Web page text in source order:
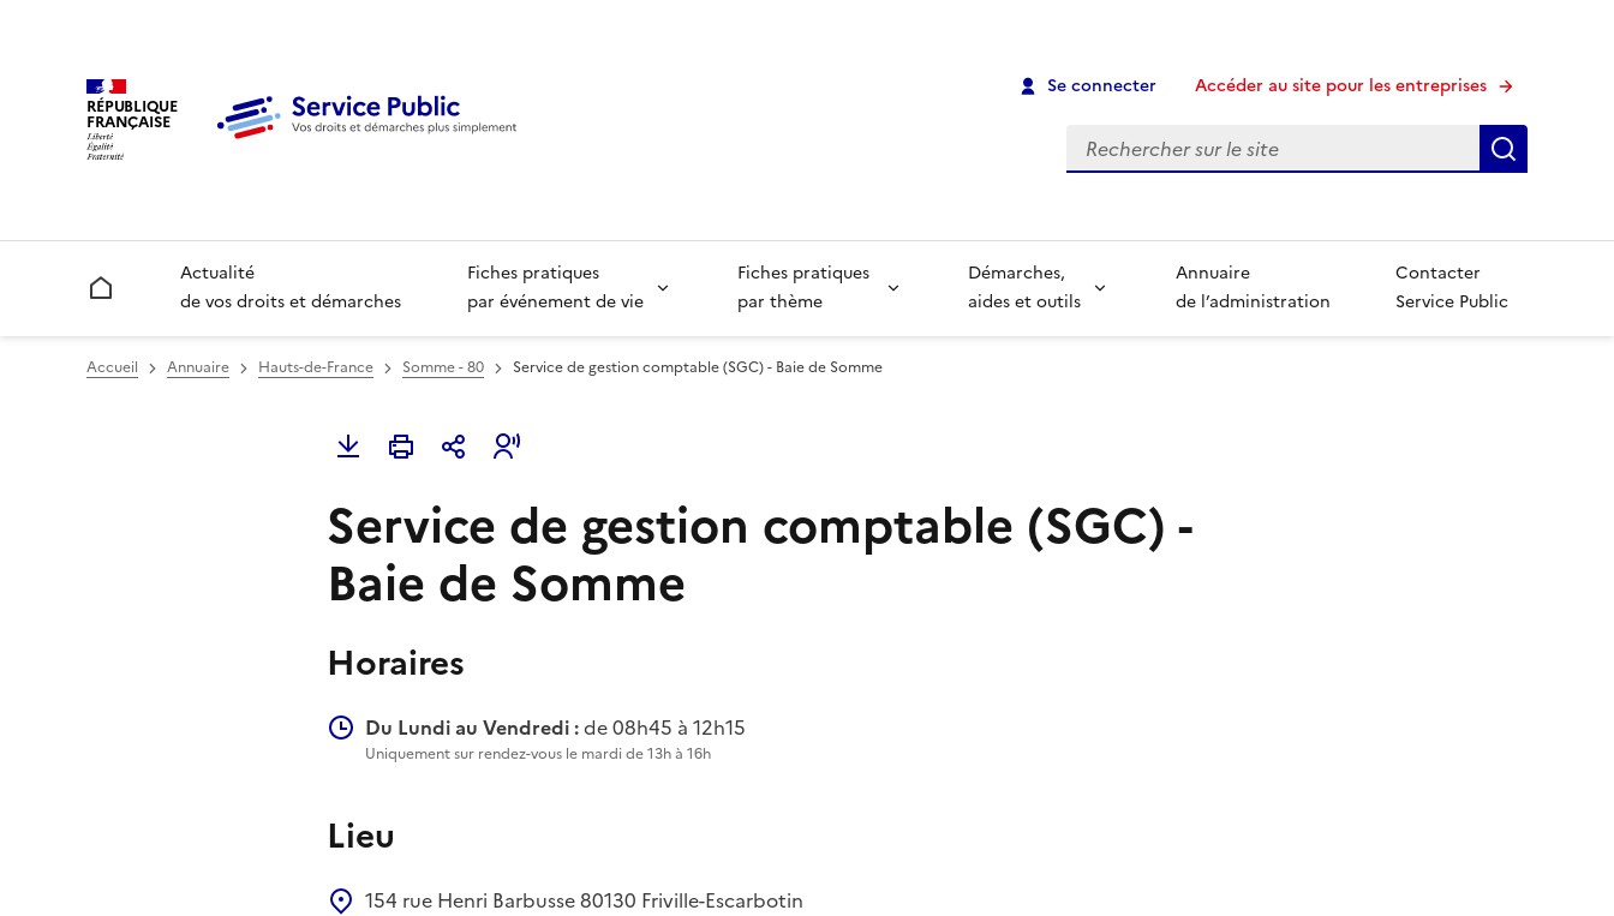
RÉPUBLIQUE
FRANÇAISE
Se connecter Accéder au site pour les entreprises
Recherche
Accueil
Actualité
de vos droits et démarches
Fiches pratiques
par événement de vie
Fiches pratiques
par thème
Démarches,
aides et outils
Annuaire
de l’administration
Contacter
Service Public
Accueil Annuaire Hauts-de-France Somme - 80 Service de gestion comptable (SGC) - Baie de Somme
Service de gestion comptable (SGC) -
Baie de Somme
Horaires
Du Lundi au Vendredi :de 08h45 à 12h15
Uniquement sur rendez-vous le mardi de 13h à 16h
Lieu
154 rue Henri Barbusse80130 Friville-Escarbotin